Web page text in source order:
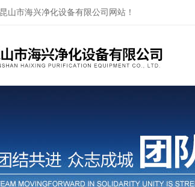
山市海兴净化设备有限公司网站！